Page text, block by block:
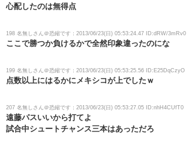
心配したのは無得点
198 名無しさん＠恐縮です：2013/06/23(日) 05:53:24.47 ID:dRW/3mRv0
ここで勝つか負けるかで全然印象違ったのにな
199 名無しさん＠恐縮です：2013/06/23(日) 05:53:25.56 ID:E25DqCzyO
点数以上にはるかにメキシコが上でしたｗ
207 名無しさん＠恐縮です：2013/06/23(日) 05:53:27.05 ID:nhH4CUfT0
遠藤パスいいから打てよ
試合中シュートチャンス三本はあっただろ